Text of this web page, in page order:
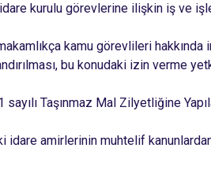
kurulu görevlerine ilişkin iş ve
kamu görevlileri hakkında
bu konudaki izin verme
sayılı Taşınmaz Mal Zilyetliğine
idare amirlerinin muhtelif